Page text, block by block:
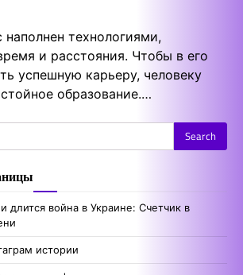
технологиями,
и расстояния. Чтобы в его
успешную карьеру, человеку
образование.…
длится война в Украине: Счетчик в
истории